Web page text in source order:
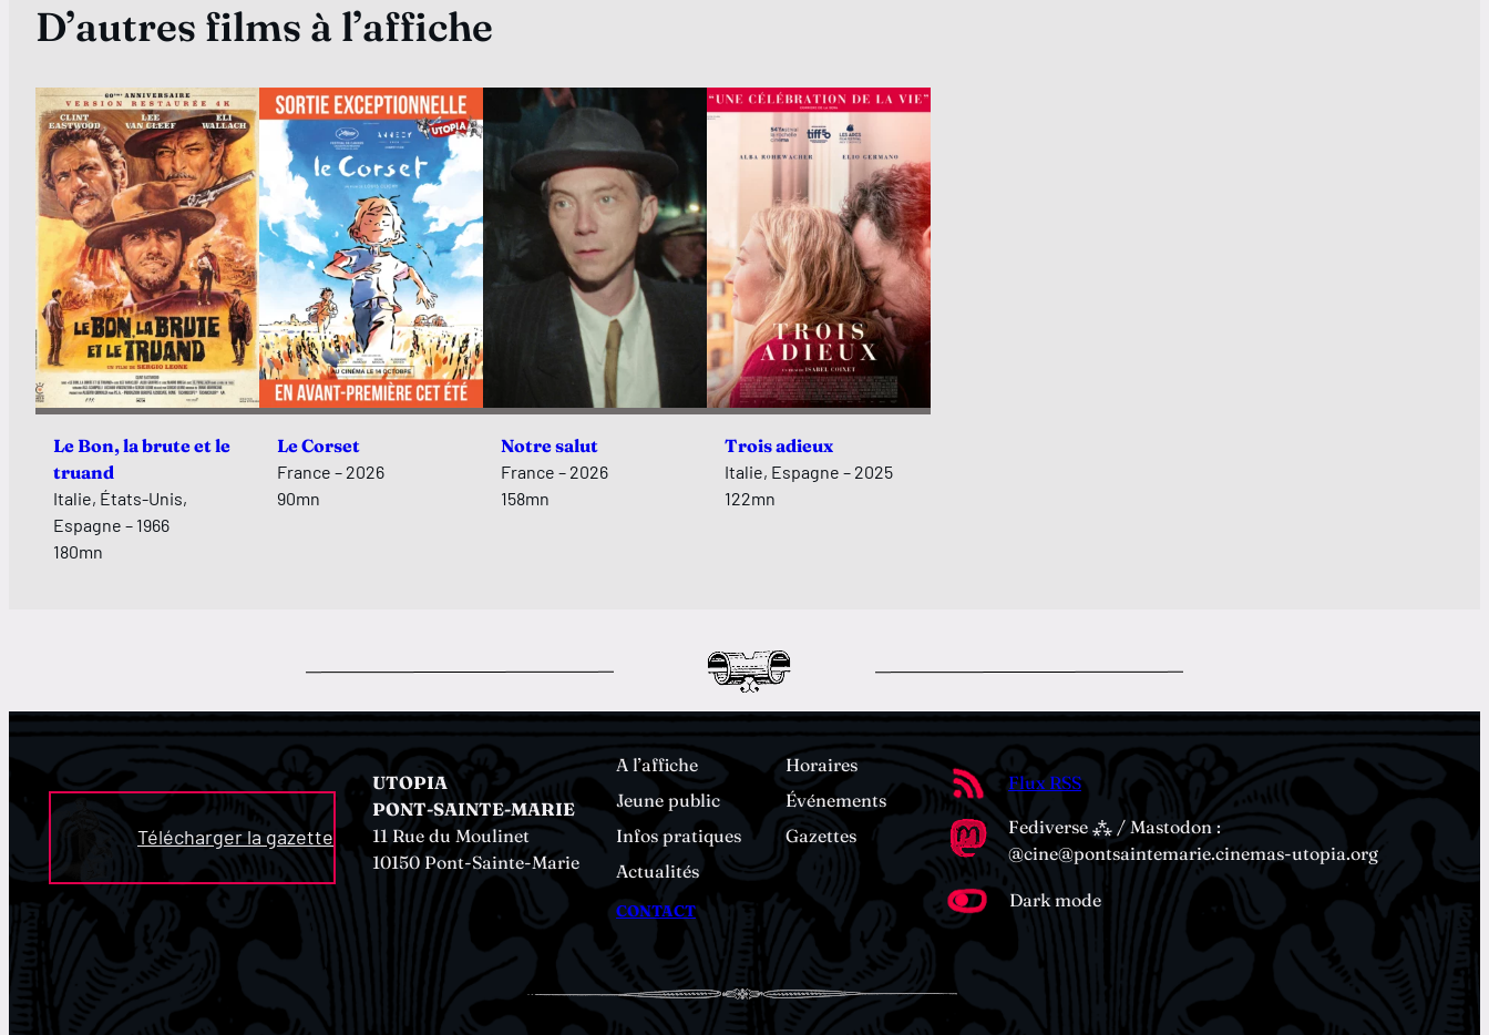
D’autres films à l’affiche
Le Bon, la brute et le
truand
Italie, États-Unis,
Espagne – 1966
180mn
Le Corset
France – 2026
90mn
Notre salut
France – 2026
158mn
Trois adieux
Italie, Espagne – 2025
122mn
Télécharger la gazette
UTOPIA
PONT-SAINTE-MARIE
11 Rue du Moulinet
10150 Pont-Sainte-Marie
A l’affiche
Horaires
Jeune public
Événements
Infos pratiques
Gazettes
Actualités
CONTACT
Flux RSS
Fediverse ⁂ / Mastodon :
@cine@pontsaintemarie.cinemas-utopia.org
Dark mode